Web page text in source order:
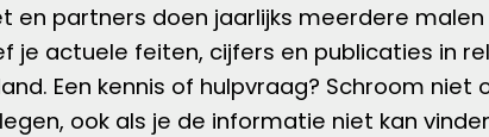
en partners doen jaarlijks meerdere malen
je actuele feiten, cijfers en publicaties in
Een kennis of hulpvraag? Schroom niet
ook als je de informatie niet kan